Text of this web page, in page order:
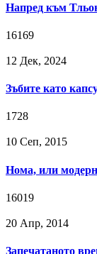
Напред към
16169
12 Дек, 2024
Зъбите като
1728
10 Сeп, 2015
Нома, или
16019
20 Апр, 2014
Запечатаното